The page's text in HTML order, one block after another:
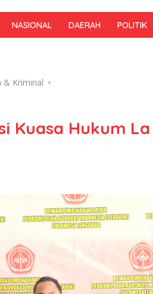
NASIONAL DAERAH POLITIK
& Kriminal
Kuasa Hukum